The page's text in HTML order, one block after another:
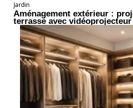
Jardin
Aménagement extérieur :
terrasse avec vidéoprojecteur